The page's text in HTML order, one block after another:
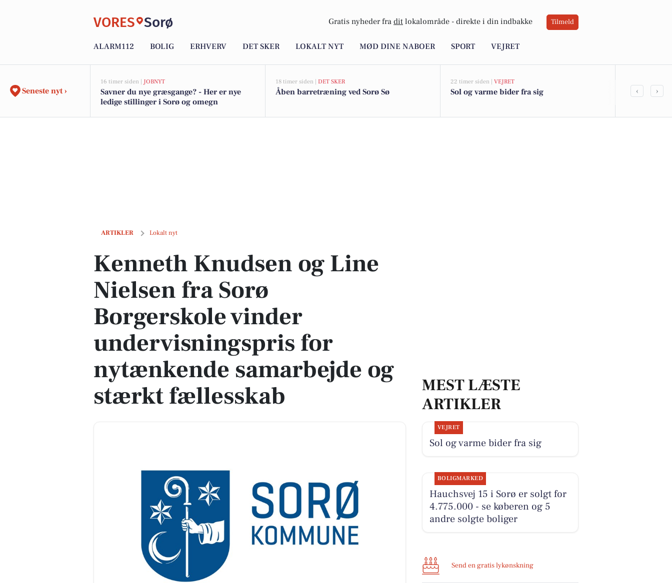
VORES Sorø Gratis nyheder fra dit lokalområde - direkte i din indbakke Tilmeld
ALARM112 BOLIG ERHVERV DET SKER LOKALT NYT MØD DINE NABOER SPORT VEJRET
Seneste nyt ›
16 timer siden | JOBNYT
Savner du nye græsgange? - Her er nye
ledige stillinger i Sorø og omegn
18 timer siden | DET SKER
Åben barretræning ved Sorø Sø
22 timer siden | VEJRET
Sol og varme bider fra sig
Lange
‹ ›
ARTIKLER Lokalt nyt
Kenneth Knudsen og Line Nielsen fra Sorø Borgerskole vinder undervisningspris for nytænkende samarbejde og stærkt fællesskab
Kenneth Knudsen og Line
Nielsen fra Sorø
Borgerskole vinder
undervisningspris for
nytænkende samarbejde og
stærkt fællesskab
MEST LÆSTE
ARTIKLER
VEJRET
Sol og varme bider fra sig
BOLIGMARKED
Hauchsvej 15 i Sorø er solgt for
4.775.000 - se køberen og 5
andre solgte boliger
Send en gratis lykønskning